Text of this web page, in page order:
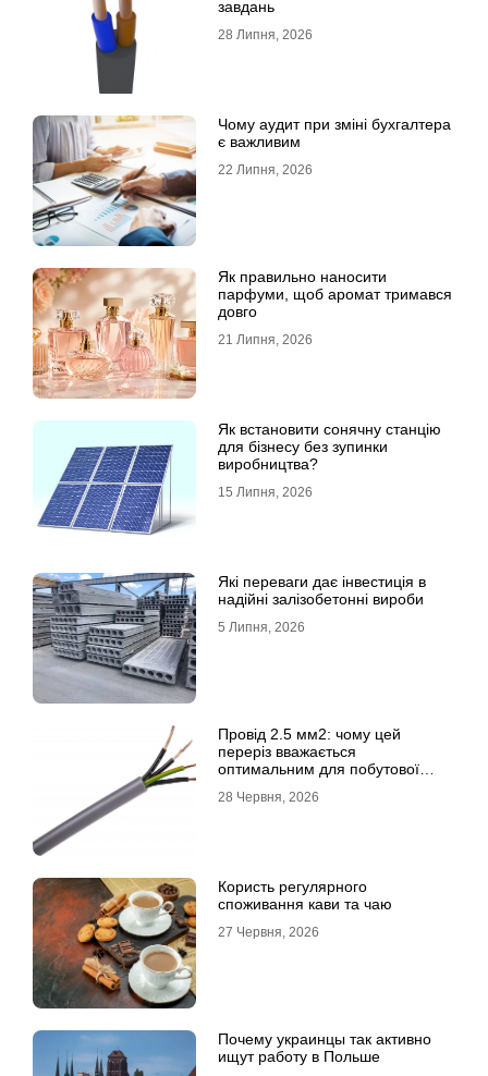
завдань
28 Липня, 2026
Чому аудит при зміні бухгалтера
є важливим
22 Липня, 2026
Як правильно наносити
парфуми, щоб аромат тримався
довго
21 Липня, 2026
Як встановити сонячну станцію
для бізнесу без зупинки
виробництва?
15 Липня, 2026
Які переваги дає інвестиція в
надійні залізобетонні вироби
5 Липня, 2026
Провід 2.5 мм2: чому цей
переріз вважається
оптимальним для побутової
28 Червня, 2026
Користь регулярного
споживання кави та чаю
27 Червня, 2026
Почему украинцы так активно
ищут работу в Польше